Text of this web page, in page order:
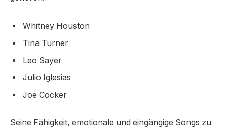
Whitney Houston
Tina Turner
Leo Sayer
Julio Iglesias
Joe Cocker
Seine Fähigkeit, emotionale und eingängige Songs zu